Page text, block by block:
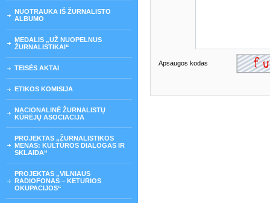
NUOTRAUKA IŠ ŽURNALISTO
ALBUMO
MEDALIS „UŽ NUOPELNUS
ŽURNALISTIKAI“
TEISĖS AKTAI
ETIKOS KOMISIJA
NACIONALINĖ ŽURNALISTŲ
KŪRĖJŲ ASOCIACIJA
PROJEKTAS „ŽURNALISTIKOS
MENAS: KULTŪROS DIALOGAS IR
SKLAIDA“
PROJEKTAS „VILNIAUS
RADIOFONAS – KETURIOS
OKUPACIJOS“
Apsaugos kodas